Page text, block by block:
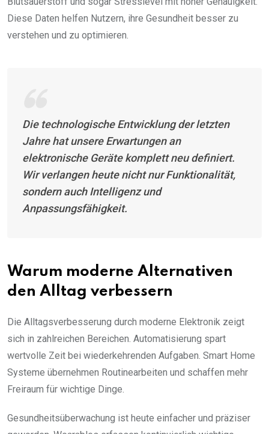
Diese Daten helfen Nutzern, ihre Gesundheit besser zu
verstehen und zu optimieren.
Die technologische Entwicklung der letzten
Jahre hat unsere Erwartungen an
elektronische Geräte komplett neu definiert.
Wir verlangen heute nicht nur Funktionalität,
sondern auch Intelligenz und
Anpassungsfähigkeit.
Warum moderne Alternativen
den Alltag verbessern
Die Alltagsverbesserung durch moderne Elektronik zeigt
sich in zahlreichen Bereichen. Automatisierung spart
wertvolle Zeit bei wiederkehrenden Aufgaben. Smart Home
Systeme übernehmen Routinearbeiten und schaffen mehr
Freiraum für wichtige Dinge.
Gesundheitsüberwachung ist heute einfacher und präziser